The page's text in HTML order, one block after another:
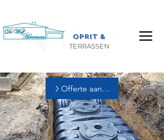
OPRIT &
TERRASSEN
Offerte aanvragen